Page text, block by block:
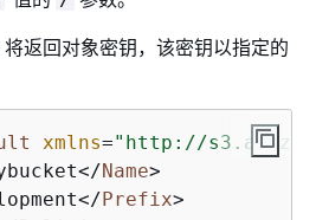
返回对象密钥，该密钥以指定的
xmlns="http://
</Name>
</Prefix>